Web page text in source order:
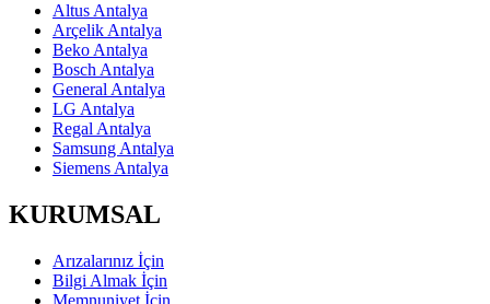
Altus Antalya
Arçelik Antalya
Beko Antalya
Bosch Antalya
General Antalya
LG Antalya
Regal Antalya
Samsung Antalya
Siemens Antalya
KURUMSAL
Arızalarınız İçin
Bilgi Almak İçin
Memnuniyet İçin